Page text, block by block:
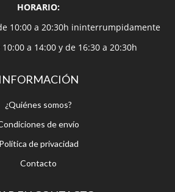
HORARIO:
10:00 a 20:30h ininterrumpidamente
a 14:00 y de 16:30 a 20:30h
INFORMACIÓN
¿Quiénes somos?
de envío
Política de privacidad
Contacto